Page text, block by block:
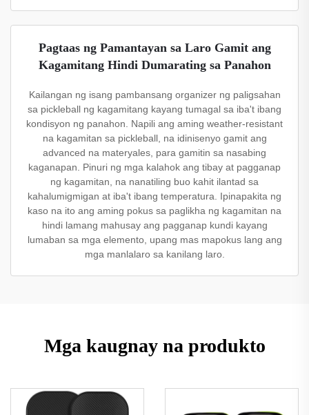
Pagtaas ng Pamantayan sa Laro Gamit ang
Kagamitang Hindi Dumarating sa Panahon
Kailangan ng isang pambansang organizer ng paligsahan
sa pickleball ng kagamitang kayang tumagal sa iba't ibang
kondisyon ng panahon. Napili ang aming weather-resistant
na kagamitan sa pickleball, na idinisenyo gamit ang
advanced na materyales, para gamitin sa nasabing
kaganapan. Pinuri ng mga kalahok ang tibay at pagganap
ng kagamitan, na nanatiling buo kahit ilantad sa
kahalumigmigan at iba't ibang temperatura. Ipinapakita ng
kaso na ito ang aming pokus sa paglikha ng kagamitan na
hindi lamang mahusay ang pagganap kundi kayang
lumaban sa mga elemento, upang mas mapokus lang ang
mga manlalaro sa kanilang laro.
Mga kaugnay na produkto